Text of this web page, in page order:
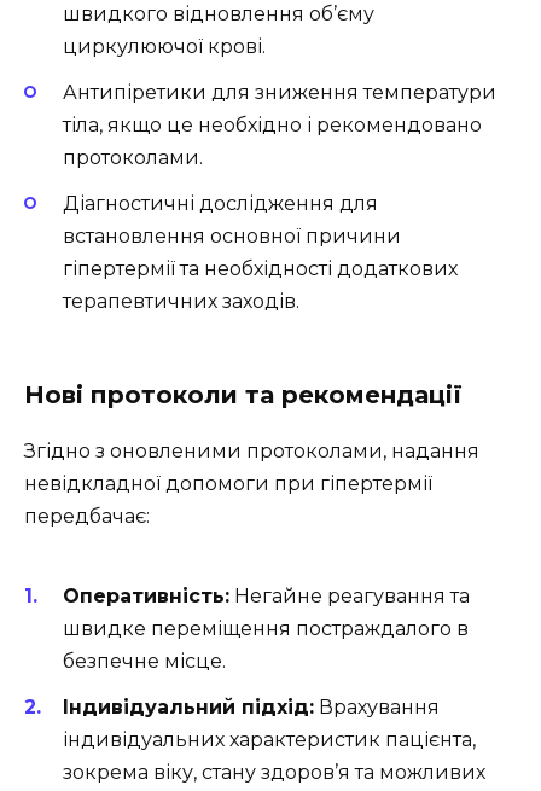
швидкого відновлення об’єму
циркулюючої крові.
Антипіретики для зниження температури
тіла, якщо це необхідно і рекомендовано
протоколами.
Діагностичні дослідження для
встановлення основної причини
гіпертермії та необхідності додаткових
терапевтичних заходів.
Нові протоколи та рекомендації
Згідно з оновленими протоколами, надання
невідкладної допомоги при гіпертермії
передбачає:
Оперативність: Негайне реагування та
швидке переміщення постраждалого в
безпечне місце.
Індивідуальний підхід: Врахування
індивідуальних характеристик пацієнта,
зокрема віку, стану здоров’я та можливих